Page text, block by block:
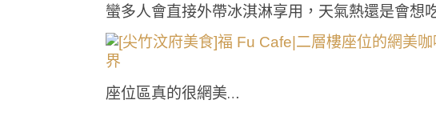
蠻多人會直接外帶冰淇淋享用，天氣熱還是會想
座位區真的很網美…